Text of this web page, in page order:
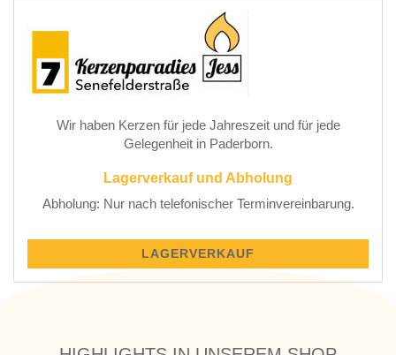
Wir haben Kerzen für jede Jahreszeit und für jede
Gelegenheit in Paderborn.
Lagerverkauf und Abholung
Abholung: Nur nach telefonischer Terminvereinbarung.
LAGERVERKAUF